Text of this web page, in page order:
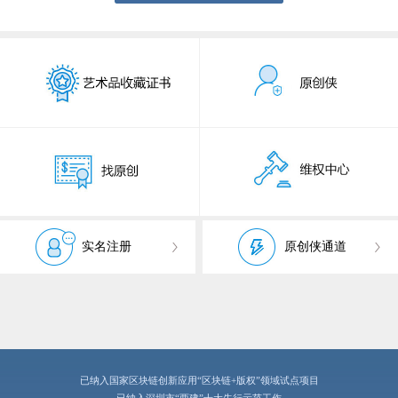
实名注册 原创侠通道
已纳入国家区块链创新应用“区块链+版权”领域试点项目